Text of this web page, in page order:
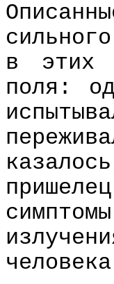
в этих
поля: